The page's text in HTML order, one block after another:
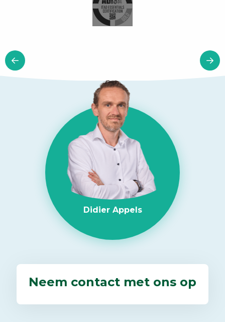
Didier Appels
Neem contact met ons op